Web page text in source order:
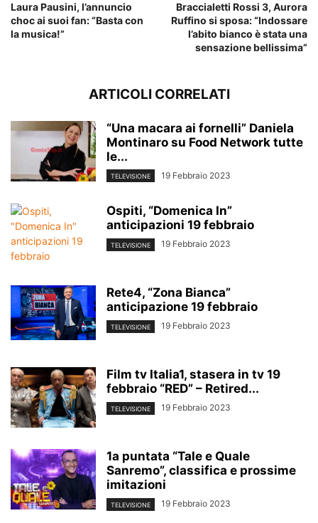
Laura Pausini, l’annuncio
choc ai suoi fan: “Basta con
la musica!”
Braccialetti Rossi 3, Aurora
Ruffino si sposa: “Indossare
l’abito bianco è stata una
sensazione bellissima”
ARTICOLI CORRELATI
“Una macara ai fornelli” Daniela
Montinaro su Food Network tutte
le...
TELEVISIONE 19 Febbraio 2023
Ospiti, “Domenica In”
anticipazioni 19 febbraio
TELEVISIONE 19 Febbraio 2023
Rete4, “Zona Bianca”
anticipazione 19 febbraio
TELEVISIONE 19 Febbraio 2023
Film tv Italia1, stasera in tv 19
febbraio “RED” – Retired...
TELEVISIONE 19 Febbraio 2023
1a puntata “Tale e Quale
Sanremo”, classifica e prossime
imitazioni
TELEVISIONE 19 Febbraio 2023